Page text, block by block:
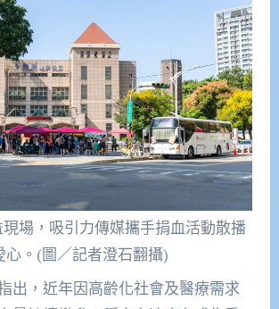
場，吸引力傳媒攜手捐血活動散播
心。(圖／記者澄石翻攝)
出，近年因高齡化社會及醫療需求